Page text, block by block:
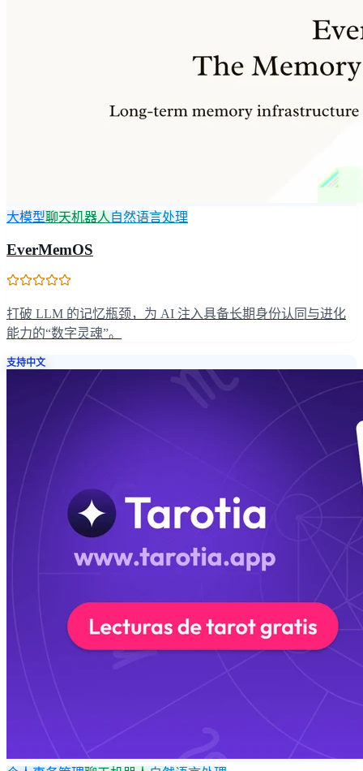
大模型聊天机器人 自然语言处理
EverMemOS
打破 LLM 的记忆瓶颈，为 AI 注入具备长期身份认同与进化
能力的“数字灵魂”。
支持中文